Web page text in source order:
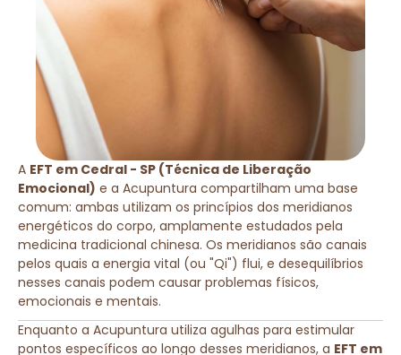
A EFT em Cedral - SP (Técnica de Liberação
Emocional) e a Acupuntura compartilham uma base
comum: ambas utilizam os princípios dos meridianos
energéticos do corpo, amplamente estudados pela
medicina tradicional chinesa. Os meridianos são canais
pelos quais a energia vital (ou "Qi") flui, e desequilíbrios
nesses canais podem causar problemas físicos,
emocionais e mentais.
Enquanto a Acupuntura utiliza agulhas para estimular
pontos específicos ao longo desses meridianos, a EFT em